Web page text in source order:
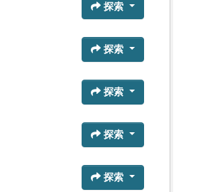
探索
探索
探索
探索
探索